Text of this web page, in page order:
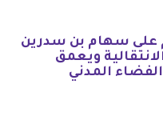
على سهام بن سدرين
ويعمق
المدني